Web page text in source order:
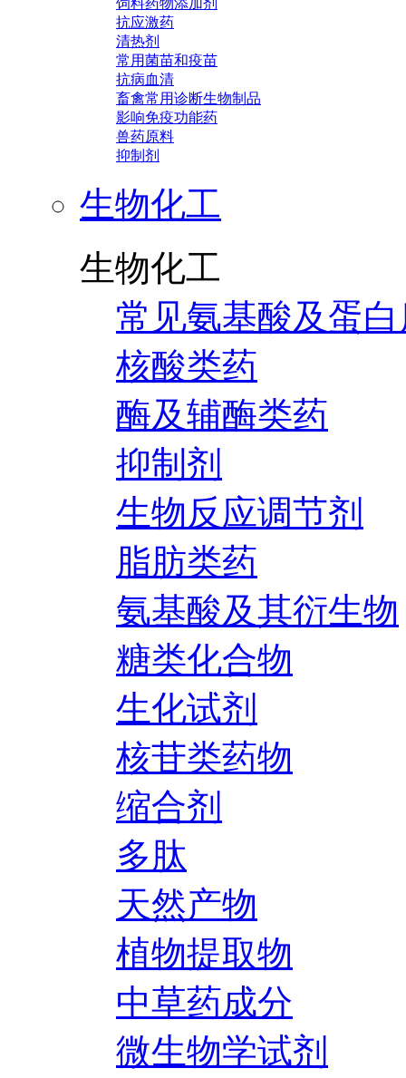
饲料药物添加剂
抗应激药
清热剂
常用菌苗和疫苗
抗病血清
畜禽常用诊断生物制品
影响免疫功能药
兽药原料
抑制剂
生物化工
生物化工
常见氨基酸及蛋
核酸类药
酶及辅酶类药
抑制剂
生物反应调节剂
脂肪类药
氨基酸及其衍生物
糖类化合物
生化试剂
核苷类药物
缩合剂
多肽
天然产物
植物提取物
中草药成分
微生物学试剂